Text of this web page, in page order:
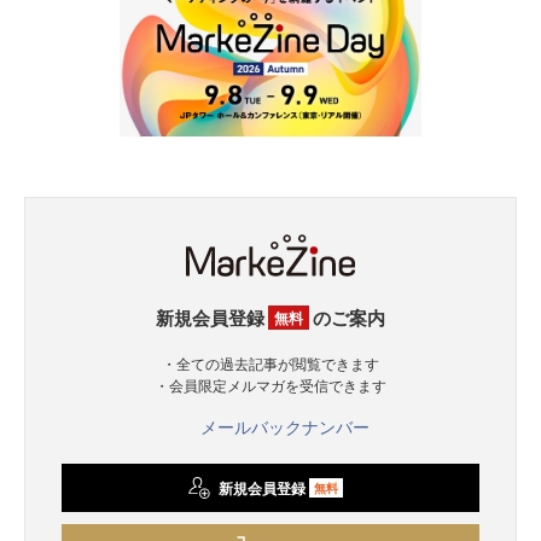
新規会員登録 無料 のご案内
・全ての過去記事が閲覧できます
・会員限定メルマガを受信できます
メールバックナンバー
新規会員登録 無料